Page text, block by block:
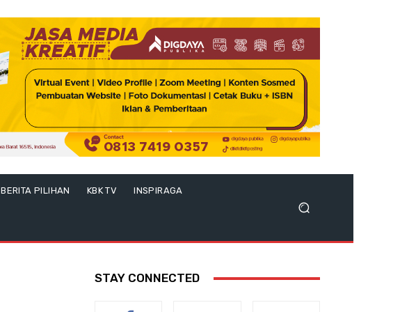
BERITA PILIHAN KBK TV INSPIRAGA
STAY CONNECTED